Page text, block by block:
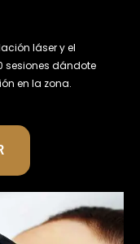
láser y el
sesiones dándote
en la zona.